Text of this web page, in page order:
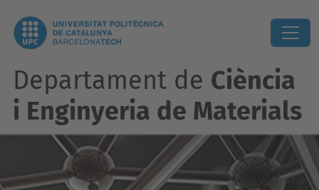
Departament de Ciència
i Enginyeria de Materials